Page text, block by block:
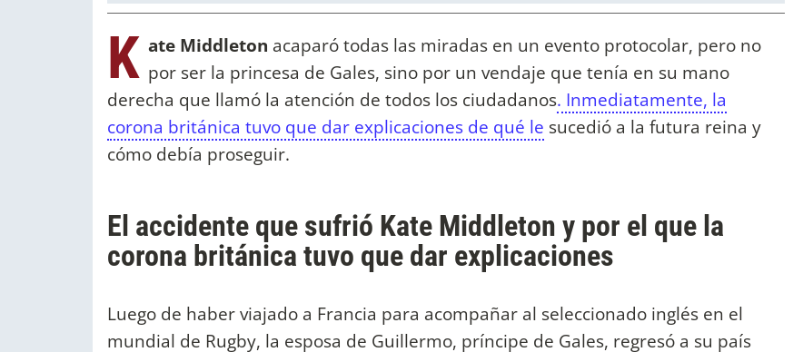
K ate Middleton acaparó todas las miradas en un evento protocolar, pero no
por ser la princesa de Gales, sino por un vendaje que tenía en su mano
derecha que llamó la atención de todos los ciudadanos. Inmediatamente, la
corona británica tuvo que dar explicaciones de qué le sucedió a la futura reina y
cómo debía proseguir.
El accidente que sufrió Kate Middleton y por el que la
corona británica tuvo que dar explicaciones
Luego de haber viajado a Francia para acompañar al seleccionado inglés en el
mundial de Rugby, la esposa de Guillermo, príncipe de Gales, regresó a su país